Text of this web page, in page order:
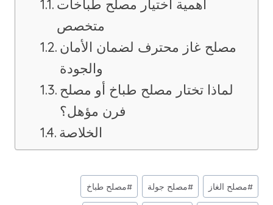
أهمية اختيار مصلح طباخات
متخصص
مصلح غاز محترف لضمان الأمان
والجودة
لماذا تختار مصلح طباخ أو مصلح
فرن مؤهل؟
الخلاصة
وسوم
المقال:
#مصلح الغاز #مصلح جولة #مصلح طباخ